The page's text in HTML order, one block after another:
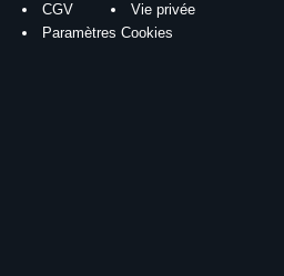
CGV
Vie privée
Paramètres Cookies